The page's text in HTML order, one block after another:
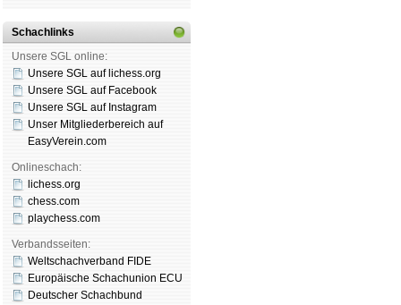
Schachlinks
Unsere SGL online:
Unsere SGL auf li­chess.org
Unsere SGL auf Face­book
Unsere SGL auf Insta­gram
Unser Mitgliederbereich auf
EasyVerein.com
Onlineschach:
lichess.org
chess.com
playchess.com
Verbandsseiten:
Weltschachverband FIDE
Europäische Schachunion ECU
Deutscher Schachbund